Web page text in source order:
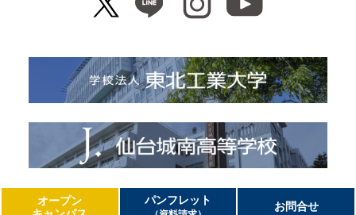
Copyright© Tohoku Institute of Technology. All Right Reserved.
オープン
パンフレット
お問合せ